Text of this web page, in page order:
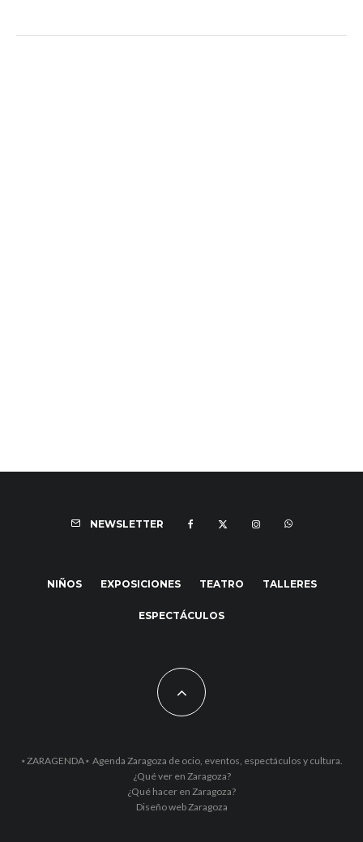
NEWSLETTER
NIÑOS EXPOSICIONES TEATRO TALLERES
ESPECTÁCULOS
⋆ZARAGENDA⋆ Agenda Zaragoza de ocio, eventos, espectáculos y cultura.
¿Qué ver en Zaragoza?
¿Qué hacer en Zaragoza?
Diseño web Zaragoza